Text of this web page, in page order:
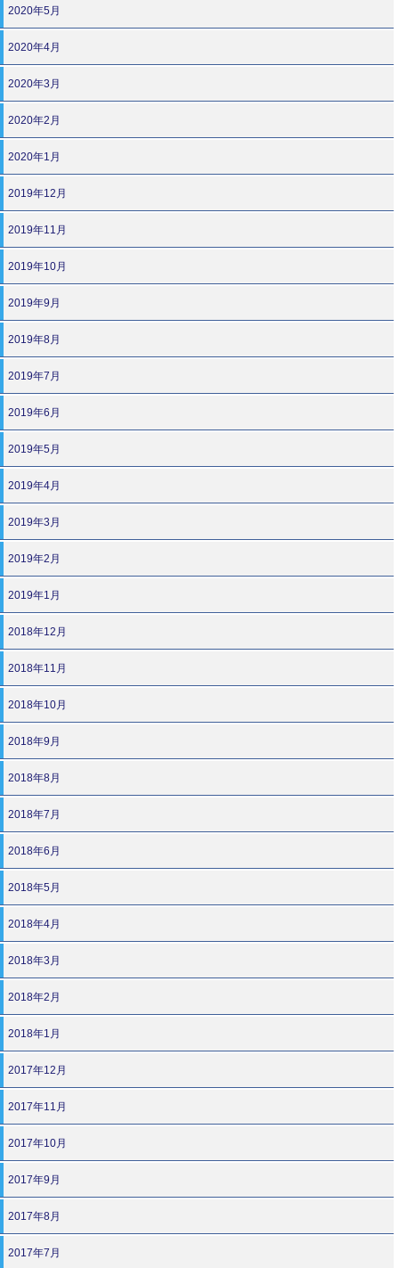
2020年5月
2020年4月
2020年3月
2020年2月
2020年1月
2019年12月
2019年11月
2019年10月
2019年9月
2019年8月
2019年7月
2019年6月
2019年5月
2019年4月
2019年3月
2019年2月
2019年1月
2018年12月
2018年11月
2018年10月
2018年9月
2018年8月
2018年7月
2018年6月
2018年5月
2018年4月
2018年3月
2018年2月
2018年1月
2017年12月
2017年11月
2017年10月
2017年9月
2017年8月
2017年7月